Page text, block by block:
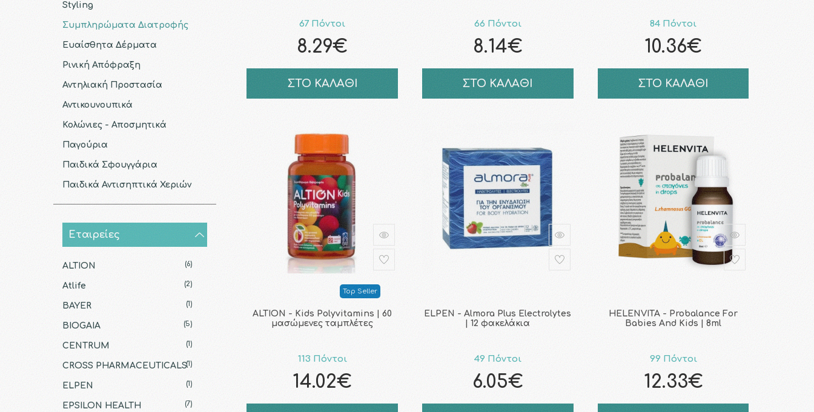
Styling
Συμπληρώματα Διατροφής
Ευαίσθητα Δέρματα
Ρινική Απόφραξη
Αντηλιακή Προστασία
Αντικουνουπικά
Κολώνιες - Αποσμητικά
Παγούρια
Παιδικά Σφουγγάρια
Παιδικά Αντισηπτικά Χεριών
Εταιρείες
ALTION (6)
Atlife (2)
BAYER (1)
BIOGAIA (5)
CENTRUM (1)
CROSS PHARMACEUTICALS(1)
ELPEN (1)
EPSILON HEALTH (7)
67 Πόντοι
8.29€
ΣΤΟ ΚΑΛΑΘΙ
66 Πόντοι
8.14€
ΣΤΟ ΚΑΛΑΘΙ
84 Πόντοι
10.36€
ΣΤΟ ΚΑΛΑΘΙ
Top Seller
ALTION - Kids Polyvitamins | 60
μασώμενες ταμπλέτες
113 Πόντοι
14.02€
ELPEN - Almora Plus Electrolytes
| 12 φακελάκια
49 Πόντοι
6.05€
HELENVITA - Probalance For
Babies And Kids | 8ml
99 Πόντοι
12.33€